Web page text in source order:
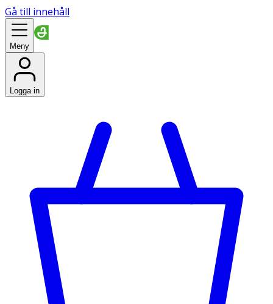
Gå till innehåll
Meny
Logga in